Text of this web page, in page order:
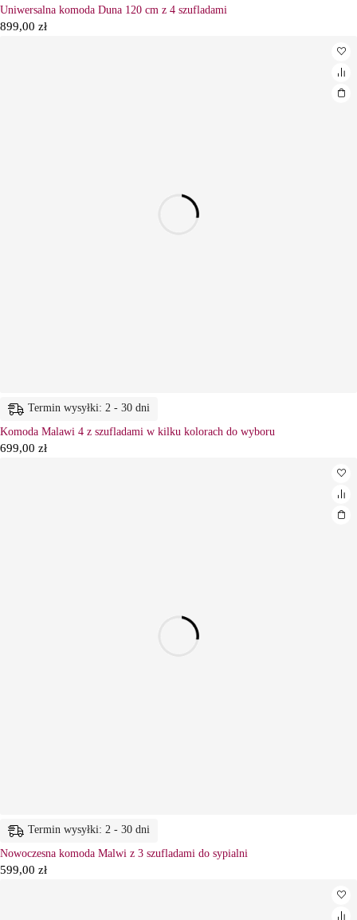
Uniwersalna komoda Duna 120 cm z 4 szufladami
899,00 zł
Termin wysyłki: 2 - 30 dni
Komoda Malawi 4 z szufladami w kilku kolorach do wyboru
699,00 zł
Termin wysyłki: 2 - 30 dni
Nowoczesna komoda Malwi z 3 szufladami do sypialni
599,00 zł